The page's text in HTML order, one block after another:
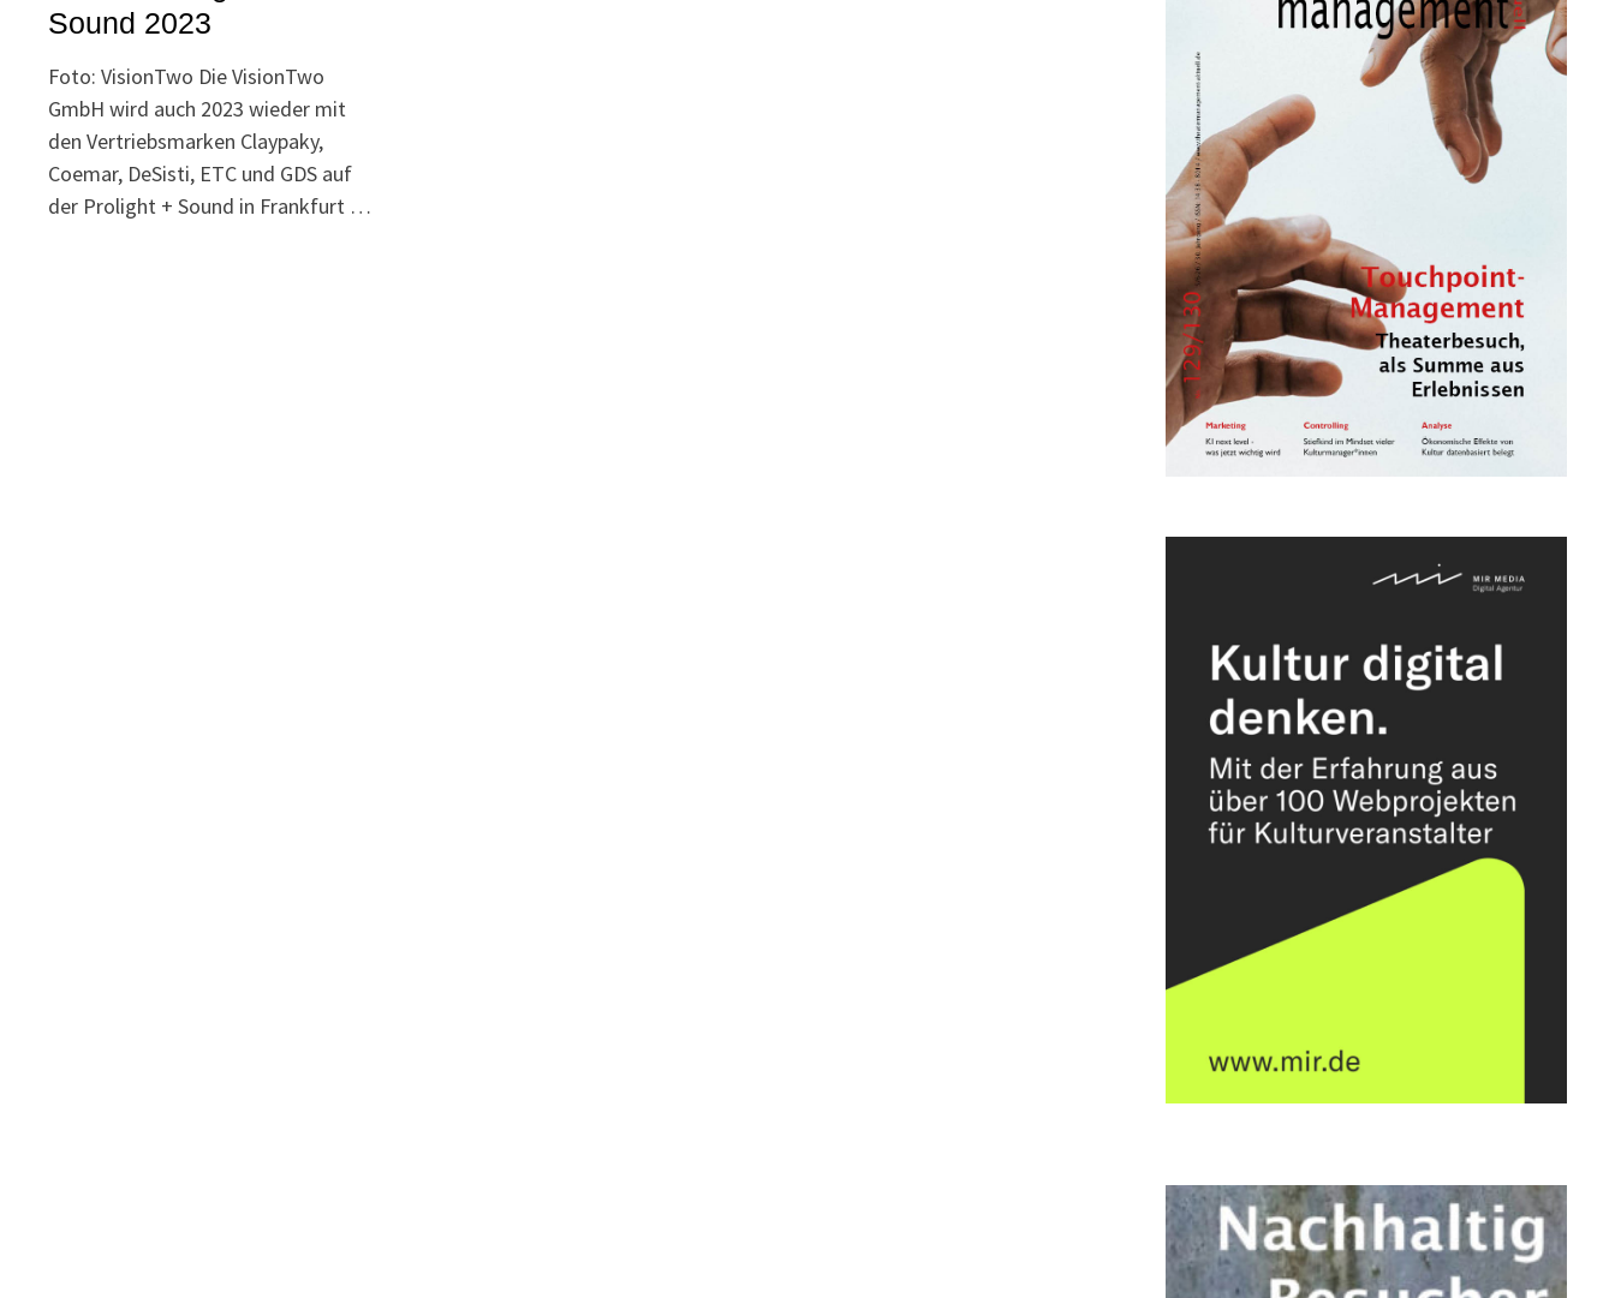
Sound 2023
Foto: VisionTwo Die VisionTwo
GmbH wird auch 2023 wieder mit
den Vertriebsmarken Claypaky,
Coemar, DeSisti, ETC und GDS auf
der Prolight + Sound in Frankfurt …